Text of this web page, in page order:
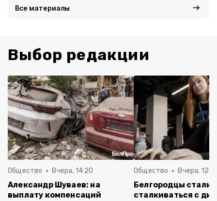
Все материалы
Выбор редакции
Общество Вчера, 14:20
Александр Шуваев: на
выплату компенсаций
Общество Вчера,
Белгородцы стали
сталкиваться с